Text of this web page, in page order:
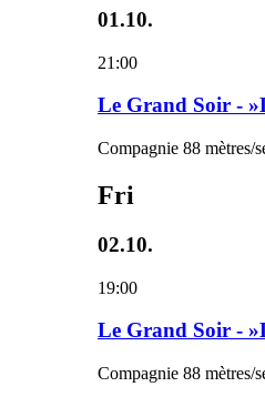
01.10.
21:00
Le Grand Soir -
Compagnie 88 mètres/
Fri
02.10.
19:00
Le Grand Soir -
Compagnie 88 mètres/